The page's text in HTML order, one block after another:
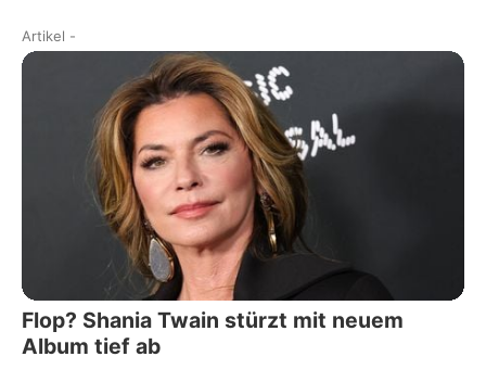
Artikel -
Flop? Shania Twain stürzt mit neuem
Album tief ab